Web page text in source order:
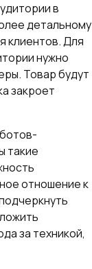
в
детальному
клиентов. Для
нужно
Товар будут
закроет
такие
отношение к
за техникой,